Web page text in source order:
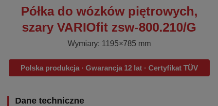
Półka do wózków piętrowych,
szary VARIOfit zsw-800.210/G
Wymiary: 1195×785 mm
Polska produkcja · Gwarancja 12 lat · Certyfikat TÜV
Dane techniczne